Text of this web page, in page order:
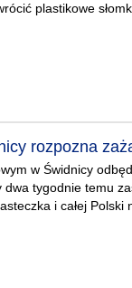
plastikowe
rozpozna
w Świdnicy
tygodnie temu
i całej